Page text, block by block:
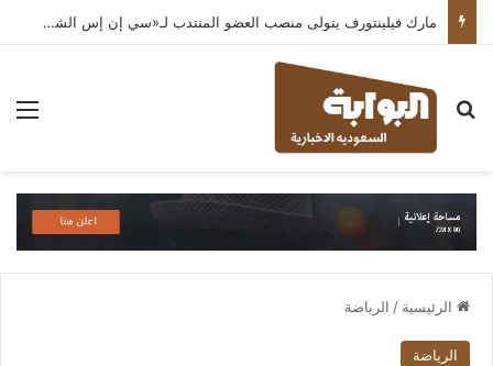
مارك فيلينتورف يتولى منصب العضو المنتدب لـ«سي إن إس الشرق الأوسط» ويشرف على شركات قطاع التكنولوجيا ضمن مجموعة غباش
بحث عن
الرئيسية / الرياضة
الرياضة